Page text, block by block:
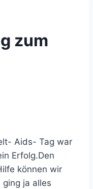
zum
Aids- Tag war
Erfolg.Den
können wir
ja alles